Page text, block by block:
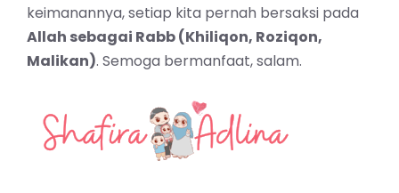
keimanannya, setiap kita pernah bersaksi pada
Allah sebagai Rabb (Khiliqon, Roziqon,
Malikan). Semoga bermanfaat, salam.